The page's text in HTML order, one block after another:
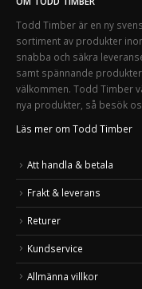
Todd Timber är en ny
sortiment av produkter
snabba och säkra
samt spännande
välkommen. Todd Timber
nya produkter, så besök
Läs mer om Todd Timber
Att handla & betala
Frakt & leverans
Returer
Kundservice
Allmänna villkor